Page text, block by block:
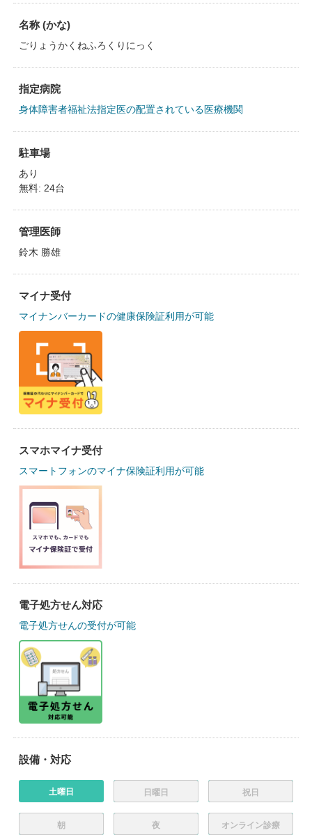
名称 (かな)
ごりょうかくねふろくりにっく
指定病院
身体障害者福祉法指定医の配置されている医療機関
駐車場
あり
無料: 24台
管理医師
鈴木 勝雄
マイナ受付
マイナンバーカードの健康保険証利用が可能
スマホマイナ受付
スマートフォンのマイナ保険証利用が可能
電子処方せん対応
電子処方せんの受付が可能
設備・対応
土曜日 日曜日 祝日
朝 夜 オンライン診療